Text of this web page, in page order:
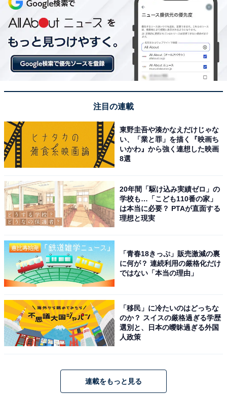
注目の連載
東野圭吾や湊かなえだけじゃな
い、「業と罪」を描く『映画ち
いかわ』から強く連想した映画
8選
20年間「駆け込み実績ゼロ」の
学校も…「こども110番の家」
は本当に必要？ PTAが直面する
理想と現実
「青春18きっぷ」販売激減の裏
に何が？ 連続利用の厳格化だけ
ではない「本当の理由」
「移民」に冷たいのはどっちな
のか？ スイスの厳格過ぎる学歴
選別と、日本の曖昧過ぎる外国
人政策
連載をもっと見る